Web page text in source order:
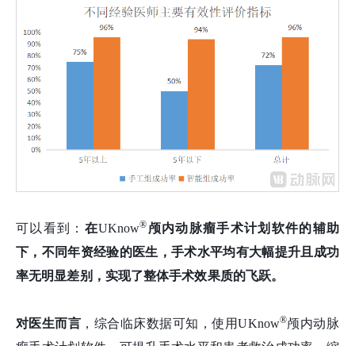
可以看到： 在UKnow® 颅内动脉瘤手术计划软件的辅助
下，不同年资经验的医生，手术水平均有大幅提升且成功
率无明显差别，实现了整体手术效果质的飞跃。
对医生而言 ，综合临床数据可知，使用UKnow®颅内动脉